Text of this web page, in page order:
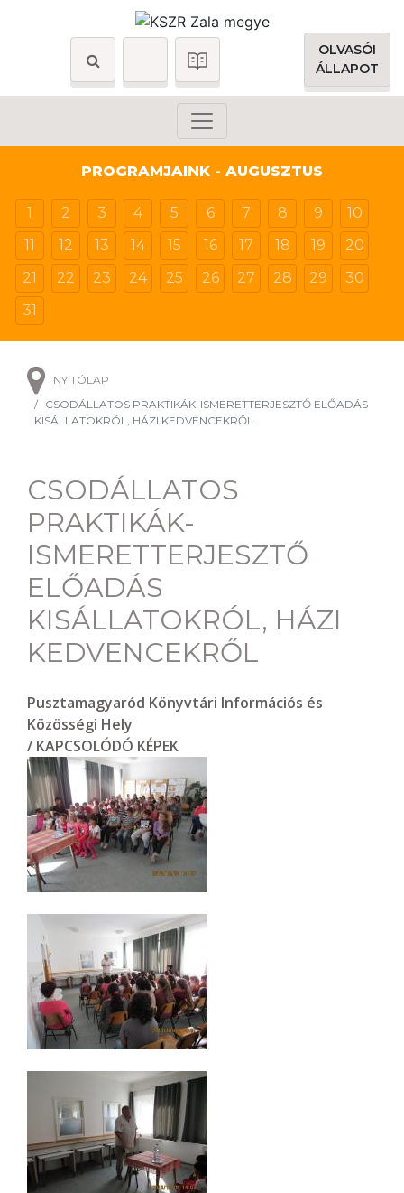
OLVASÓI
ÁLLAPOT
PROGRAMJAINK - AUGUSZTUS
1 2 3 4 5 6 7 8 9
10
11
12 13 14 15 16 17 18 19
20
21
22 23 24 25 26 27 28 29
30
31
NYITÓLAP
CSODÁLLATOS PRAKTIKÁK-ISMERETTERJESZTŐ ELŐADÁS
KISÁLLATOKRÓL, HÁZI KEDVENCEKRŐL
CSODÁLLATOS
PRAKTIKÁK-
ISMERETTERJESZTŐ
ELŐADÁS
KISÁLLATOKRÓL, HÁZI
KEDVENCEKRŐL
Pusztamagyaród Könyvtári Információs és
Közösségi Hely
/ KAPCSOLÓDÓ KÉPEK